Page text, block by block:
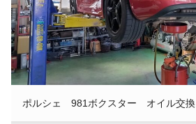
ポルシェ 981ボクスター オイル交換